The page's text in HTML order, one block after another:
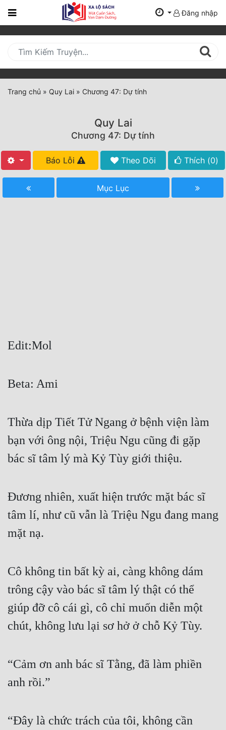
Trang
Mới
Cập
Nhật
(current)
Tất Cả
Truyện ngắn
Cạnh Kỹ
Cổ Tiên Hiệp
Cổ Đại
Dã Sử
Dị Giới
Dị Năng
Huyền Huyễn
Huyền Ảo
Hài Hước
Học Đường
Đăng nhập
Trang chủ » Quy Lai » Chương 47: Dự tính
Quy Lai
Chương 47: Dự tính
Báo Lỗi Theo Dõi Thích (0)
Mục Lục
Edit:Mol
Beta: Ami
Thừa dịp Tiết Tử Ngang ở bệnh viện làm
bạn với ông nội, Triệu Ngu cũng đi gặp
bác sĩ tâm lý mà Kỷ Tùy giới thiệu.
Đương nhiên, xuất hiện trước mặt bác sĩ
tâm lí, như cũ vẫn là Triệu Ngu đang mang
mặt nạ.
Cô không tin bất kỳ ai, càng không dám
trông cậy vào bác sĩ tâm lý thật có thể
giúp đỡ cô cái gì, cô chỉ muốn diễn một
chút, không lưu lại sơ hở ở chỗ Kỷ Tùy.
“Cảm ơn anh bác sĩ Tằng, đã làm phiền
anh rồi.”
“Đây là chức trách của tôi, không cần